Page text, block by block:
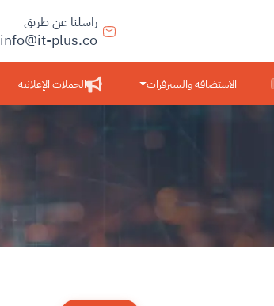
راسلنا عن طريق
info@it-plus.co
الاستضافة والسيرفرات الحملات الإعلانية